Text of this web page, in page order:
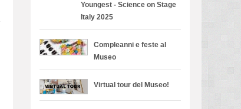
Youngest - Science on Stage
Italy 2025
Compleanni e feste al
Museo
Virtual tour del Museo!